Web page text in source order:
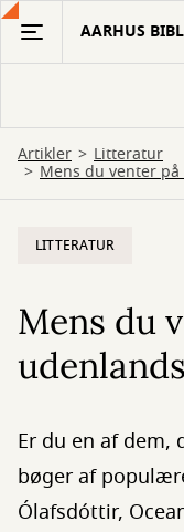
Gå
hovedindhold
AARHUS
Artikler Litteratur
Mens du venter
LITTERATUR
Mens du
Er du en af
bøger af
Ólafsdóttir,